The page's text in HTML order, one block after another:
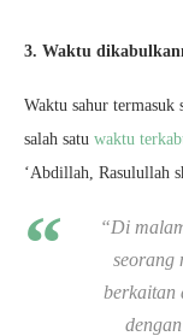
3. Waktu
Waktu sahur termasuk
salah satu waktu
‘Abdillah, Rasulullah
“Di
seorang
berkaitan